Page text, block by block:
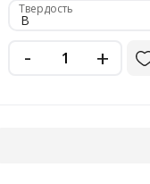
Твердость
B
- +